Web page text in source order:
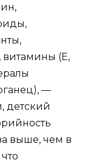
витамины (E,
—
детский
выше, чем в